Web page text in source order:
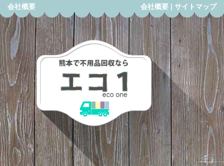
会社概要 会社概要| サイトマップ